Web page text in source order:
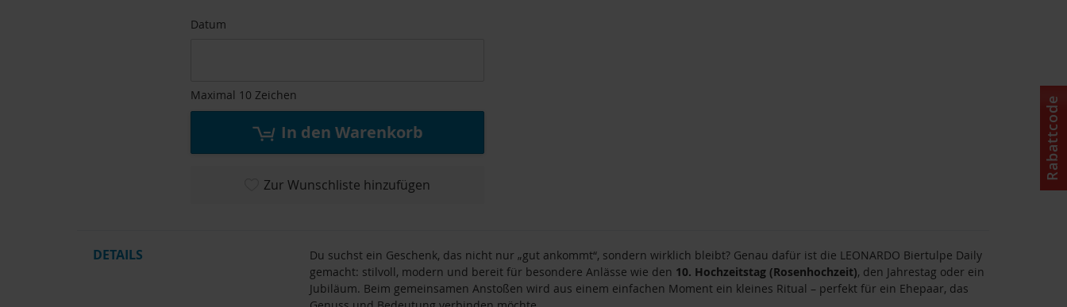
Datum
Maximal 10 Zeichen
In den Warenkorb
Zur Wunschliste hinzufügen
DETAILS
Du suchst ein Geschenk, das nicht nur „gut ankommt“, sondern wirklich bleibt? Genau dafür ist die LEONARDO Biertulpe Daily
gemacht: stilvoll, modern und bereit für besondere Anlässe wie den 10. Hochzeitstag (Rosenhochzeit), den Jahrestag oder ein
Jubiläum. Beim gemeinsamen Anstoßen wird aus einem einfachen Moment ein kleines Ritual – perfekt für ein Ehepaar, das
Rabattcode